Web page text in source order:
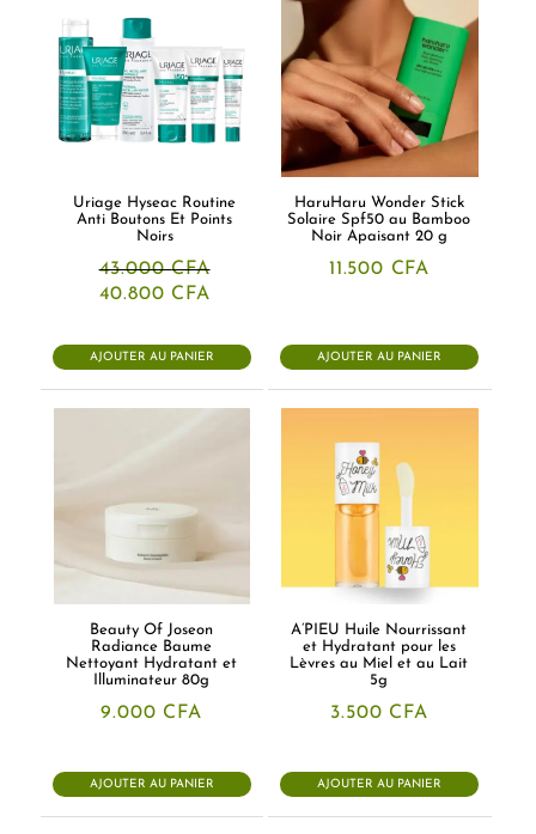
Uriage Hyseac Routine
Anti Boutons Et Points
Noirs
43.000CFA
Le
était :
43.000 CFA.
40.800 CFA
est :
40.800 CFA.
AJOUTER AU PANIER
HaruHaru Wonder Stick
Solaire Spf50 au Bamboo
Noir Apaisant 20 g
11.500 CFA
AJOUTER AU PANIER
Beauty Of Joseon
Radiance Baume
Nettoyant Hydratant et
Illuminateur 80g
9.000 CFA
AJOUTER AU PANIER
A’PIEU Huile Nourrissant
et Hydratant pour les
Lèvres au Miel et au Lait
5g
3.500 CFA
AJOUTER AU PANIER